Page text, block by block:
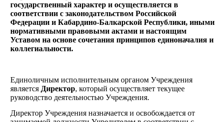
государственный характер и осуществляется в
соответствии с законодательством Российской
Федерации и Кабардино-Балкарской Республики, иными
нормативными правовыми актами и настоящим
Уставом на основе сочетания принципов единоначалия и
коллегиальности.
Единоличным исполнительным органом Учреждения
является Директор, который осуществляет текущее
руководство деятельностью Учреждения.
Директор Учреждения назначается и освобождается от